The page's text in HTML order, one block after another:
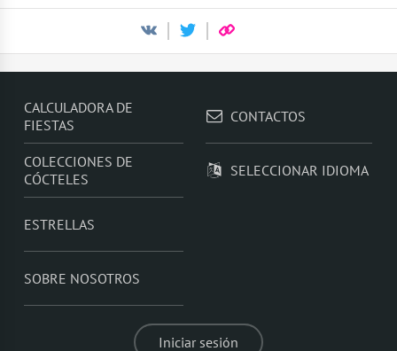
CALCULADORA DE
FIESTAS
COLECCIONES DE
CÓCTELES
ESTRELLAS
SOBRE NOSOTROS
CONTACTOS
SELECCIONAR IDIOMA
Iniciar sesión